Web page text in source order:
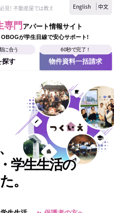
！ 不動産屋では教えてくれない、筑波大生なら
English 中文
専門 アパート情報サイト
が学生目線で安心サポート!
に合う
探す
60秒で完了！
物件資料一括請求
学生生活の
。